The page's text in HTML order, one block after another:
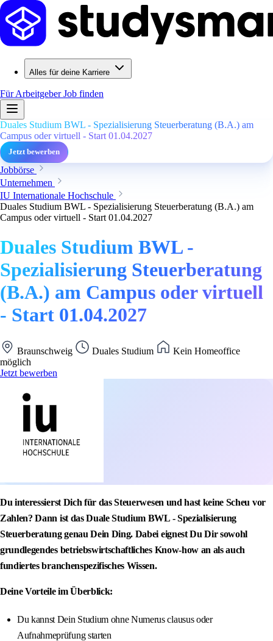
Alles für deine Karriere
Für ArbeitgeberJob finden
Duales Studium BWL - Spezialisierung Steuerberatung (B.A.) am
Campus oder virtuell - Start 01.04.2027
Jetzt bewerben
Jobbörse
Unternehmen
IU Internationale Hochschule
Duales Studium BWL - Spezialisierung Steuerberatung (B.A.) am
Campus oder virtuell - Start 01.04.2027
Duales Studium BWL -
Spezialisierung Steuerberatung
(B.A.) am Campus oder virtuell
- Start 01.04.2027
Braunschweig Duales Studium
Kein Homeoffice
möglich
Jetzt bewerben
Du interessierst Dich für das Steuerwesen und hast keine Scheu vor
Zahlen? Dann ist das Duale Studium BWL - Spezialisierung
Steuerberatung genau Dein Ding. Dabei eignest Du Dir sowohl
grundlegendes betriebswirtschaftliches Know-how an als auch
fundiertes branchenspezifisches Wissen.
Deine Vorteile im Überblick:
Du kannst Dein Studium ohne Numerus clausus oder
Aufnahmeprüfung starten